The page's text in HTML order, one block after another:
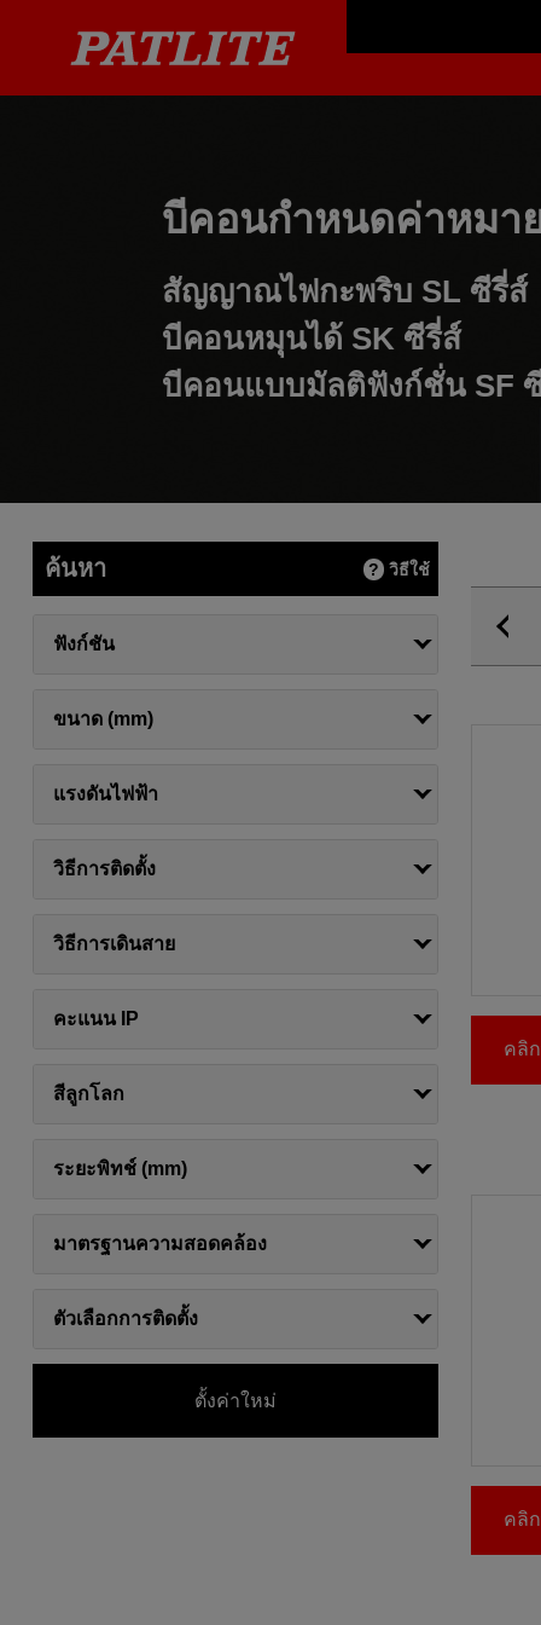
ค้นหา วิธีใช้
ฟังก์ชัน
ขนาด (mm)
แรงดันไฟฟ้า
วิธีการติดตั้ง
วิธีการเดินสาย
คะแนน IP
สีลูกโลก
ระยะพิทช์ (mm)
มาตรฐานความสอดคล้อง
ตัวเลือกการติดตั้ง
ตั้งค่าใหม่
บีคอนกำหนดค่าหมา
สัญญาณไฟกะพริบ SL ซีรี่ส์
บีคอนหมุนได้ SK ซีรี่ส์
บีคอนแบบมัลติฟังก์ชั่น SF
คลิ
คลิ